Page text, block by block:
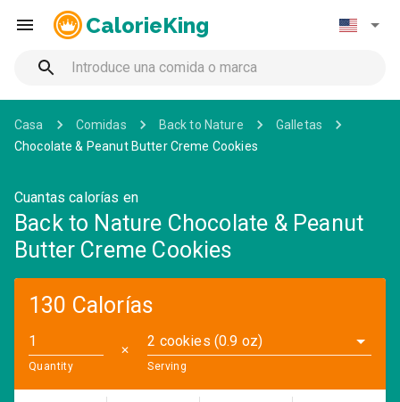
CalorieKing
Casa Comidas Back to Nature
Galletas
Chocolate & Peanut Butter Creme Cookies
Cuantas calorías en
Back to Nature Chocolate & Peanut
Butter Creme Cookies
130 Calorías
Quantity
✕
2 cookies (0.9 oz)
Serving